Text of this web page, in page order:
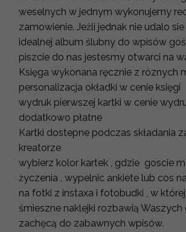
weselnych w jednym wykonujemy
zamowienie. Jeżli jednak nie udalo
idealnej album ślubny do wpisów
piszcie do nas jestesmy otwarci na
Księga wykonana ręcznie z róznych
personalizacja okładki w cenie księgi
wydruk pierwszej kartki w cenie
dodatkowo płatne
Kartki dostepne podczas składania
kreatorze
wybierz kolor kartek , gdzie goscie
życzenia , wypelnic ankiete lub cos
na fotki z instaxa i fotobudki , w
śmieszne naklejki rozbawią Waszych
zachęcą do zabawnych wpisów.